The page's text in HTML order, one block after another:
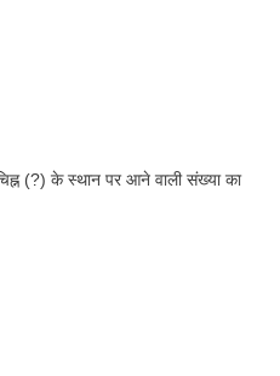
(?) के स्थान पर आने वाली संख्या का